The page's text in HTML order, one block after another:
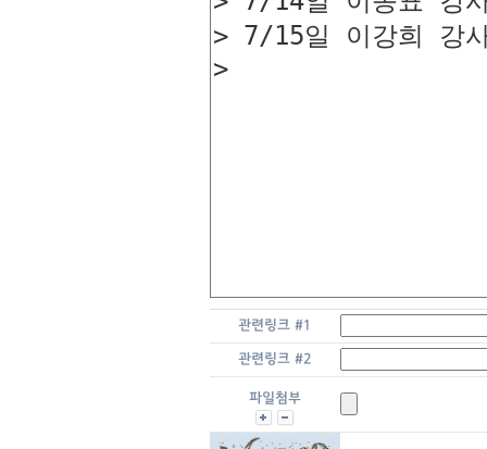
관련링크 #1
관련링크 #2
파일첨부